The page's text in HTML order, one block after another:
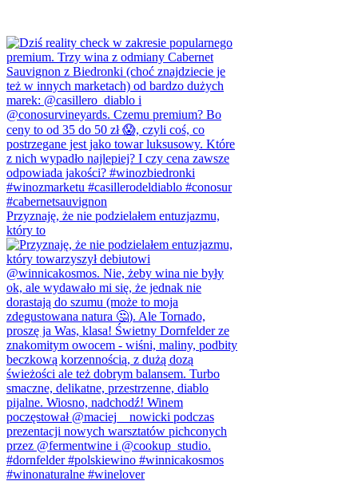
Przyznaję, że nie podzielałem entuzjazmu,
który to